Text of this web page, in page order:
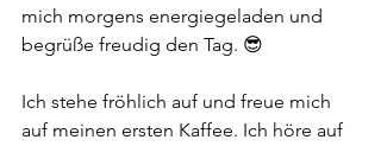
mich morgens energiegeladen und
begrüße freudig den Tag. 😎
Ich stehe fröhlich auf und freue mich
auf meinen ersten Kaffee. Ich höre auf